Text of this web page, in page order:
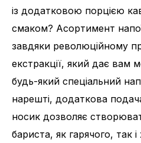
із додатковою порцією
смаком? Асортимент
завдяки революційному
екстракції, який дає вам
будь-який спеціальний
нарешті, додаткова
носик дозволяє
бариста, як гарячого, так